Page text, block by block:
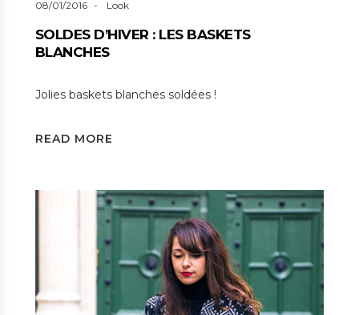
08/01/2016 Look
SOLDES D’HIVER : LES BASKETS
BLANCHES
Jolies baskets blanches soldées !
READ MORE